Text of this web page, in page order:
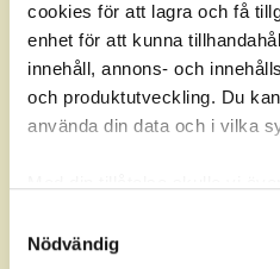
cookies för att lagra och få
enhet för att kunna
innehåll, annons- och
och produktutveckling. Du
använda din data och i vilka
kan ha en noggrannhet
Nödvändig
Fav Pos Namn
Partners